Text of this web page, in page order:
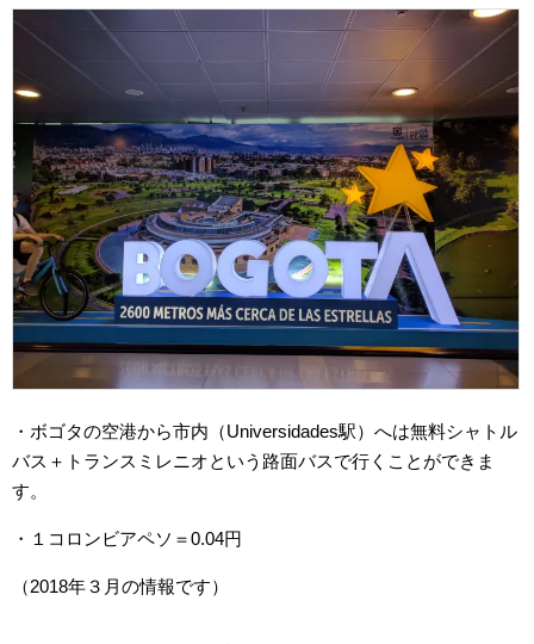
・ボゴタの空港から市内（Universidades駅）へは無料シャトル
バス＋トランスミレニオという路面バスで行くことができま
す。
・１コロンビアペソ＝0.04円
（2018年３月の情報です）